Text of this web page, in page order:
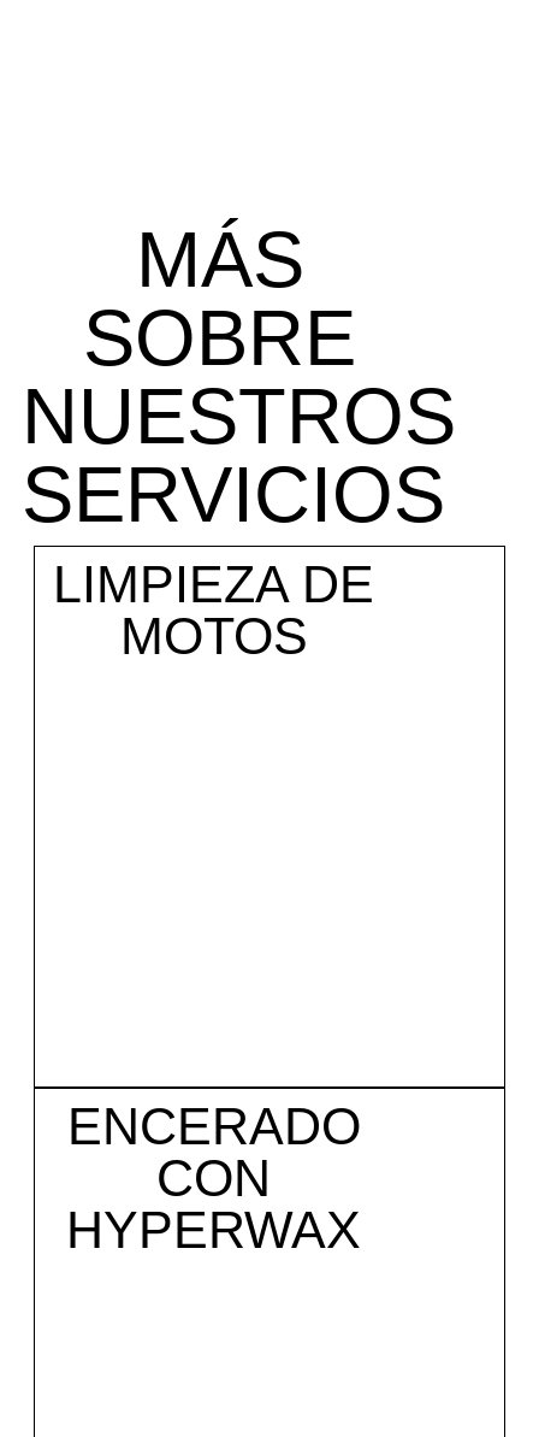
MÁS
SOBRE
NUESTROS
SERVICIOS
LIMPIEZA DE
MOTOS
ENCERADO
CON
HYPERWAX